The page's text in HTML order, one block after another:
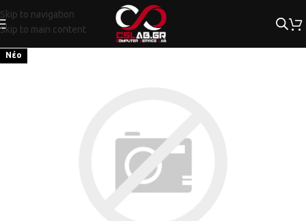
Skip to navigation
Skip to main content
Νέο